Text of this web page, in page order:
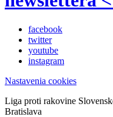
facebook
twitter
youtube
instagram
Nastavenia cookies
Liga proti rakovine
Bratislava